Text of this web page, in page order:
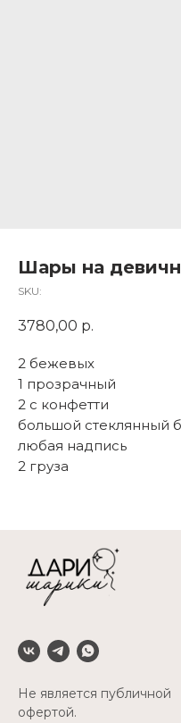
Шары на
SKU:
3780,00 р.
2 бежевых
1 прозрачный
2 с конфетти
большой стеклянный
любая надпись
2 груза
Не является публичной
офертой.